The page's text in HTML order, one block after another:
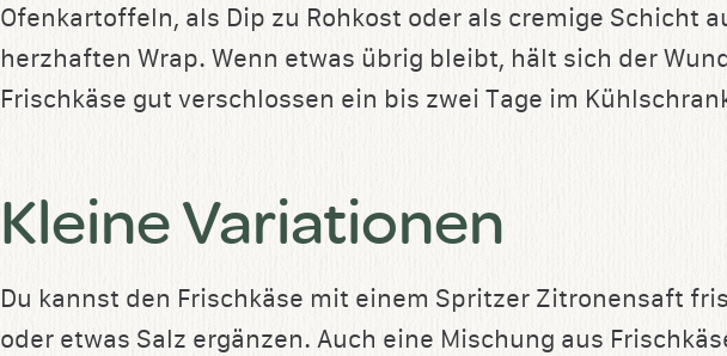
Ofenkartoffeln, als Dip zu Rohkost oder als cremige Schicht
herzhaften Wrap. Wenn etwas übrig bleibt, hält sich der
Frischkäse gut verschlossen ein bis zwei Tage im
Kleine Variationen
Du kannst den Frischkäse mit einem Spritzer Zitronensaft
oder etwas Salz ergänzen. Auch eine Mischung aus